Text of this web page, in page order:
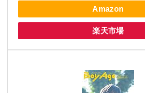
Amazon
楽天市場